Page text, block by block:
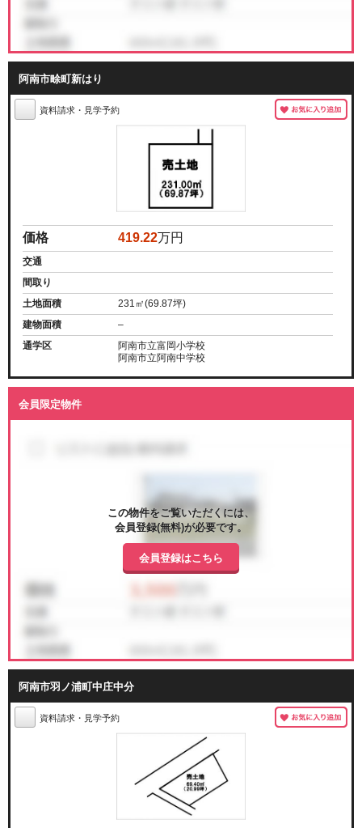
阿南市畭町新はり
資料請求・見学予約
価格 419.22万円
交通
間取り
土地面積
231㎡(69.87坪)
建物面積
–
通学区
阿南市立富岡小学校
阿南市立阿南中学校
会員限定物件
この物件をご覧いただくには、
会員登録(無料)が必要です。
会員登録はこちら
阿南市羽ノ浦町中庄中分
資料請求・見学予約